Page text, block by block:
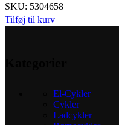
oprindelige
pris
SKU: 5304658
Tilføj til kurv
El-Cykler
Cykler
Ladcykler